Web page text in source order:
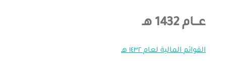
عـــام 1432 هـ
القوائم المالية لعام ١٤٣٢ هـ